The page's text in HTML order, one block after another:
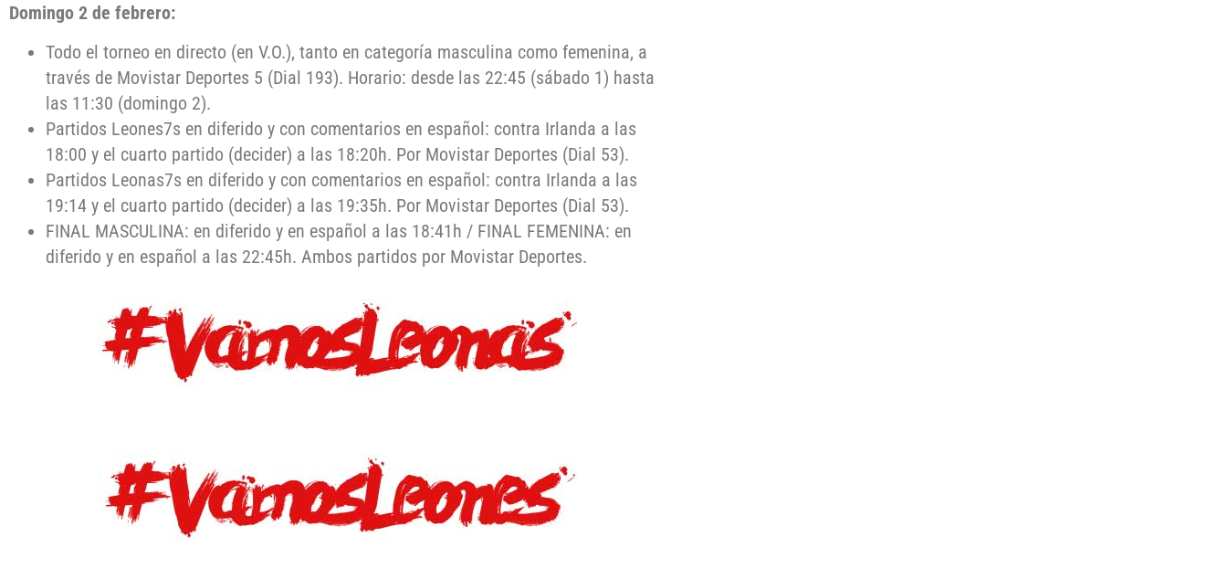
Domingo 2 de febrero:
Todo el torneo en directo (en V.O.), tanto en categoría masculina como femenina, a
través de Movistar Deportes 5 (Dial 193). Horario: desde las 22:45 (sábado 1) hasta
las 11:30 (domingo 2).
Partidos Leones7s en diferido y con comentarios en español: contra Irlanda a las
18:00 y el cuarto partido (decider) a las 18:20h. Por Movistar Deportes (Dial 53).
Partidos Leonas7s en diferido y con comentarios en español: contra Irlanda a las
19:14 y el cuarto partido (decider) a las 19:35h. Por Movistar Deportes (Dial 53).
FINAL MASCULINA: en diferido y en español a las 18:41h / FINAL FEMENINA: en
diferido y en español a las 22:45h. Ambos partidos por Movistar Deportes.